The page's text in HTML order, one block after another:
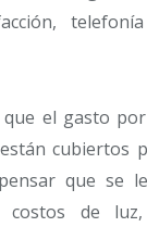
que el gasto
cubiertos
que se
costos de